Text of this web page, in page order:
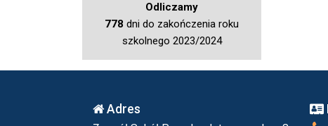
Odliczamy
778 dni do zakończenia roku
szkolnego 2023/2024
Adres